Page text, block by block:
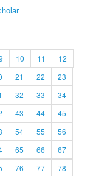
10 11
12
21 22
23
32 33
34
43 44
45
54 55
56
65 66
67
76 77
78